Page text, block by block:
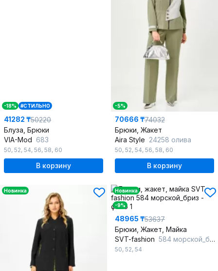
-18% #СТИЛЬНО
41282 ₸50220
Блуза, Брюки
VIA-Mod 683
50, 52, 54, 56, 58, 60
В корзину
-5%
70666 ₸74032
Брюки, Жакет
Aira Style 24258 олива
50, 52, 54, 56, 58, 60
В корзину
Новинка Новинка
-9%
48965 ₸53637
Брюки, Жакет, Майка
SVT-fashion 584 морской_бриз
50, 52, 54